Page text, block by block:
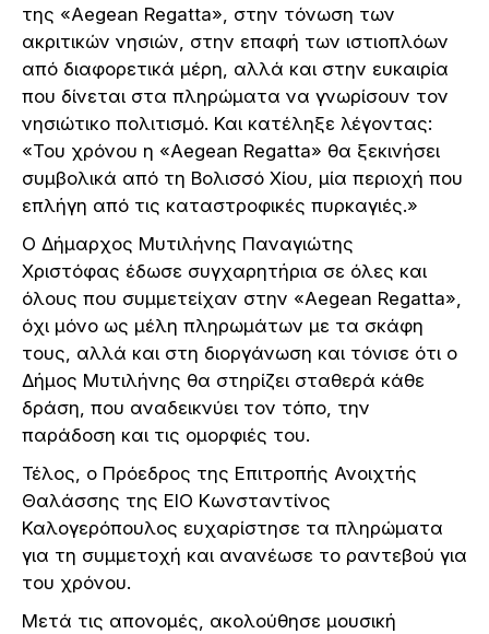
της «Aegean Regatta», στην τόνωση των
ακριτικών νησιών, στην επαφή των ιστιοπλόων
από διαφορετικά μέρη, αλλά και στην ευκαιρία
που δίνεται στα πληρώματα να γνωρίσουν τον
νησιώτικο πολιτισμό. Και κατέληξε λέγοντας:
«Του χρόνου η «Aegean Regatta» θα ξεκινήσει
συμβολικά από τη Βολισσό Χίου, μία περιοχή που
επλήγη από τις καταστροφικές πυρκαγιές.»
Ο Δήμαρχος Μυτιλήνης Παναγιώτης
Χριστόφας έδωσε συγχαρητήρια σε όλες και
όλους που συμμετείχαν στην «Aegean Regatta»,
όχι μόνο ως μέλη πληρωμάτων με τα σκάφη
τους, αλλά και στη διοργάνωση και τόνισε ότι ο
Δήμος Μυτιλήνης θα στηρίζει σταθερά κάθε
δράση, που αναδεικνύει τον τόπο, την
παράδοση και τις ομορφιές του.
Τέλος, ο Πρόεδρος της Επιτροπής Ανοιχτής
Θαλάσσης της ΕΙΟ Κωνσταντίνος
Καλογερόπουλος ευχαρίστησε τα πληρώματα
για τη συμμετοχή και ανανέωσε το ραντεβού για
του χρόνου.
Μετά τις απονομές, ακολούθησε μουσική